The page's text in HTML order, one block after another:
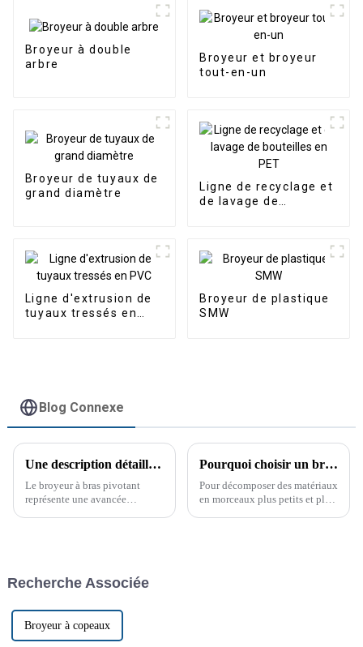
Broyeur à double
arbre
Broyeur et broyeur
tout-en-un
Broyeur de tuyaux de
grand diamètre
Ligne de recyclage et
de lavage de
Ligne d'extrusion de
tuyaux tressés en
Broyeur de plastique
SMW
Blog Connexe
Une description détaillée du processus de production de la déchiqueteuse à bras pivotant
Le broyeur à bras pivotant
représente une avancée
précieux pour toute
Pourquoi choisir un broyeur à arbre unique ?
Pour décomposer des matériaux
en morceaux plus petits et plus
Recherche Associée
Broyeur à copeaux